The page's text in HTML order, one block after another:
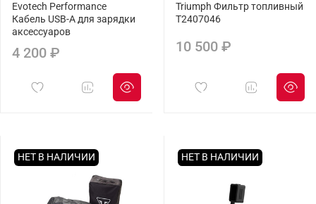
Evotech Performance
Кабель USB-A для зарядки
аксессуаров
4 200 ₽
Triumph Фильтр топливный
T2407046
10 500 ₽
НЕТ В НАЛИЧИИ НЕТ В НАЛИЧИИ